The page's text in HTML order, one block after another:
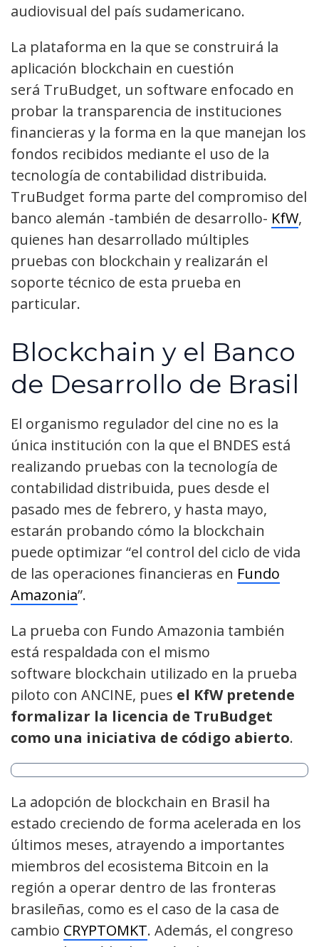
audiovisual del país sudamericano.
La plataforma en la que se construirá la
aplicación blockchain en cuestión
será TruBudget, un software enfocado en
probar la transparencia de instituciones
financieras y la forma en la que manejan los
fondos recibidos mediante el uso de la
tecnología de contabilidad distribuida.
TruBudget forma parte del compromiso del
banco alemán -también de desarrollo- KfW,
quienes han desarrollado múltiples
pruebas con blockchain y realizarán el
soporte técnico de esta prueba en
particular.
Blockchain y el Banco
de Desarrollo de Brasil
El organismo regulador del cine no es la
única institución con la que el BNDES está
realizando pruebas con la tecnología de
contabilidad distribuida, pues desde el
pasado mes de febrero, y hasta mayo,
estarán probando cómo la blockchain
puede optimizar “el control del ciclo de vida
de las operaciones financieras en Fundo
Amazonia”.
La prueba con Fundo Amazonia también
está respaldada con el mismo
software blockchain utilizado en la prueba
piloto con ANCINE, pues el KfW pretende
formalizar la licencia de TruBudget
como una iniciativa de código abierto.
La adopción de blockchain en Brasil ha
estado creciendo de forma acelerada en los
últimos meses, atrayendo a importantes
miembros del ecosistema Bitcoin en la
región a operar dentro de las fronteras
brasileñas, como es el caso de la casa de
cambio CRYPTOMKT. Además, el congreso